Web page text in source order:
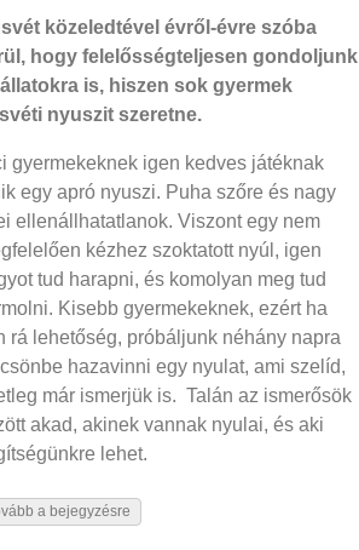
közeledtével évről-évre szóba
hogy felelősségteljesen gondoljunk
is, hiszen sok gyermek
nyuszit szeretne.
gyermekeknek igen kedves játéknak
egy apró nyuszi. Puha szőre és nagy
ellenállhatatlanok. Viszont egy nem
kézhez szoktatott nyúl, igen
tud harapni, és komolyan meg tud
Kisebb gyermekeknek, ezért ha
rá lehetőség, próbáljunk néhány napra
hazavinni egy nyulat, ami szelíd,
már ismerjük is. Talán az ismerősök
akad, akinek vannak nyulai, és aki
lehet.
a bejegyzésre